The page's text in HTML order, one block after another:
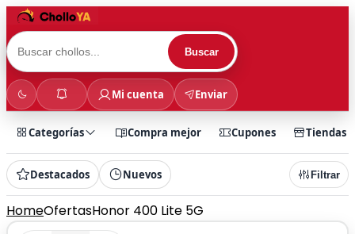
Buscar
Mi cuenta Enviar
Categorías Compra mejor Cupones Tiendas
Destacados Nuevos Filtrar
HomeOfertasHonor 400 Lite 5G